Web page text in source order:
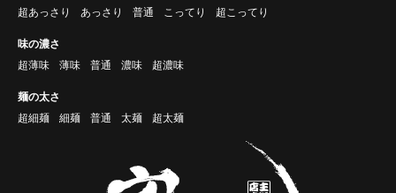
超あっさり
あっさり 普通 こってり 超こってり
味の濃さ
超薄味
薄味 普通 濃味 超濃味
麺の太さ
超細麺
細麺 普通 太麺 超太麺